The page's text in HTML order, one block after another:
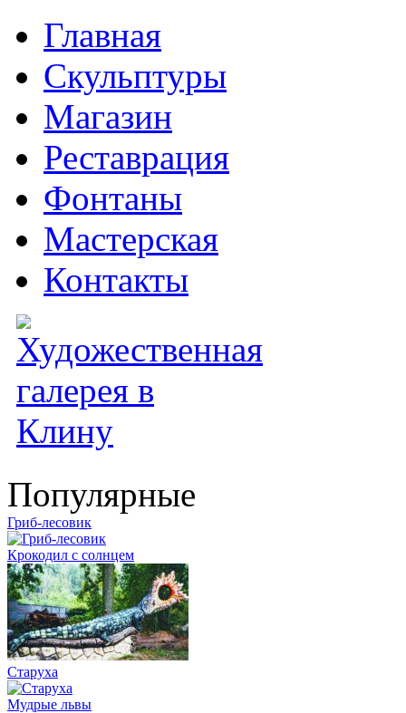
Главная
Скульптуры
Магазин
Реставрация
Фонтаны
Мастерская
Контакты
Популярные
Гриб-лесовик
Крокодил с солнцем
Старуха
Мудрые львы